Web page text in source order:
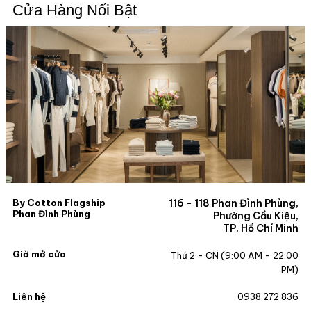
Cửa Hàng Nổi Bật
By Cotton Flagship
Phan Đình Phùng
116 - 118 Phan Đình Phùng,
Phường Cầu Kiệu,
TP. Hồ Chí Minh
Giờ mở cửa
Thứ 2 - CN (9:00 AM - 22:00
PM)
Liên hệ 0938 272 836